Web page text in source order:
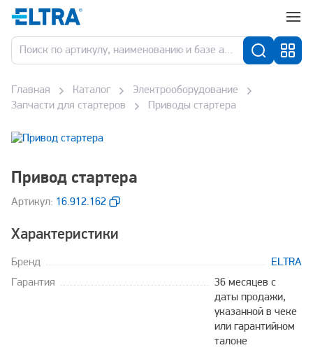
Главная Каталог
Электрооборудование
Запчасти для стартеров
Приводы стартера
Привод стартера
Aртикул: 16.912.162
Характеристики
Бренд
ELTRA
Гарантия
36 месяцев с
даты продажи,
указанной в чеке
или гарантийном
талоне